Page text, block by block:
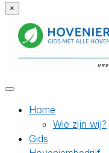
×
Home
Wie zijn wij?
Gids